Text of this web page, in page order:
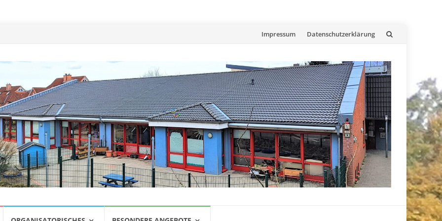
Skip
content
Impressum Datenschutzerklärung